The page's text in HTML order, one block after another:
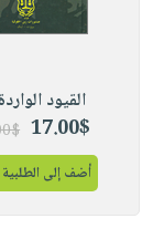
القيود
17.00$
أضف إلى الطلبية